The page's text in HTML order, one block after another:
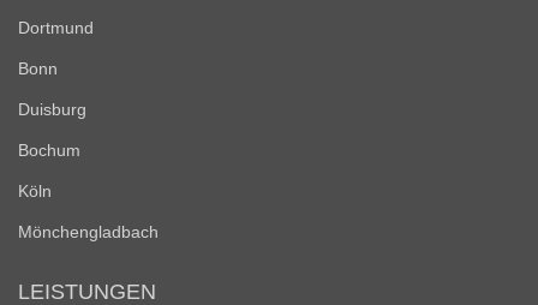
Dortmund
Bonn
Duisburg
Bochum
Köln
Mönchengladbach
LEISTUNGEN